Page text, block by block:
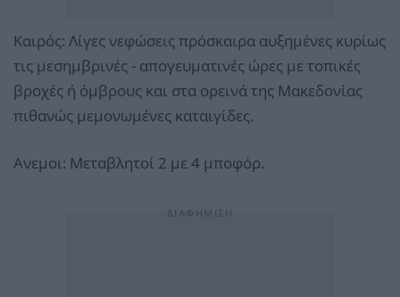
Καιρός: Λίγες νεφώσεις πρόσκαιρα αυξημένες κυρίως
τις μεσημβρινές - απογευματινές ώρες με τοπικές
βροχές ή όμβρους και στα ορεινά της Μακεδονίας
πιθανώς μεμονωμένες καταιγίδες.
Ανεμοι: Μεταβλητοί 2 με 4 μποφόρ.